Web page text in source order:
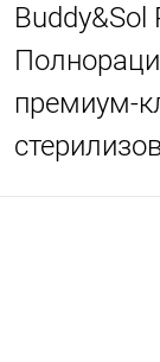
Buddy&Sol
премиум-